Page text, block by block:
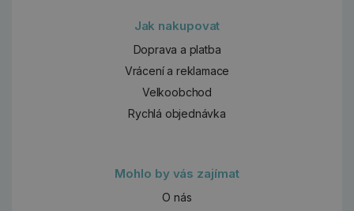
Jak nakupovat
Doprava a platba
Vrácení a reklamace
Velkoobchod
Rychlá objednávka
Mohlo by vás zajímat
O nás